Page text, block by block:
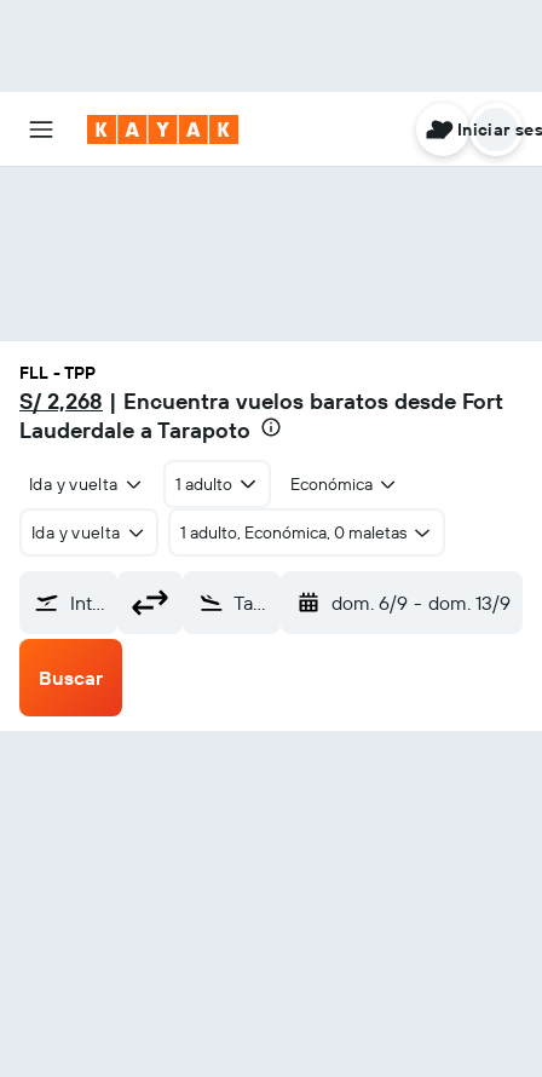
Iniciar
FLL - TPP
S/ 2,268 | Encuentra vuelos baratos desde Fort
Lauderdale a Tarapoto
Ida y vuelta 1 adulto Económica
Ida y vuelta 1 adulto, Económica, 0 maletas
Internacional de Fort Lauderdale-Hollywood (FLL) Tarapoto (TPP) dom. 6/9 - dom. 13/9
Buscar